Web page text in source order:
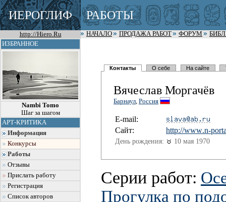
ИЕРОГЛИФ РАБОТЫ
http://Hiero.Ru НАЧАЛО ПРОДАЖА РАБОТ ФОРУМ
ИЗБРАННОЕ
Nambi Tomo
Шаг за шагом
АРТ-КРИТИКА
Информация
Конкурсы
Работы
Отзывы
Прислать работу
Регистрация
Список авторов
Контакты О себе На сайте
Вячеслав Моргачёв
Барнаул, Россия
E-mail:
Сайт:
http://www.n-
День рождения: 10 мая 1970
Серии работ:
Прогулка по